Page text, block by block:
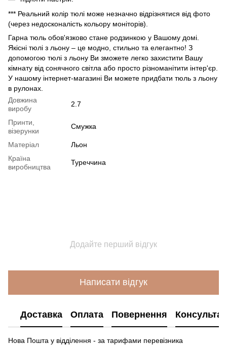
*** Реальний колір тюлі може незначно відрізнятися від фото
(через недосконалість кольору моніторів).
Гарна тюль обов'язково стане родзинкою у Вашому домі.
Якісні тюлі з льону – це модно, стильно та елегантно! З
допомогою тюлі з льону Ви зможете легко захистити Вашу
кімнату від сонячного світла або просто різноманітити інтер'єр.
У нашому інтернет-магазині Ви можете придбати тюль з льону
в рулонах.
Довжина
виробу
2.7
Принти,
візерунки
Смужка
Матеріал
Льон
Країна
виробництва
Туреччина
Додайте перший відгук
Написати відгук
Доставка Оплата Повернення
Нова Пошта у відділення - за тарифами перевізника